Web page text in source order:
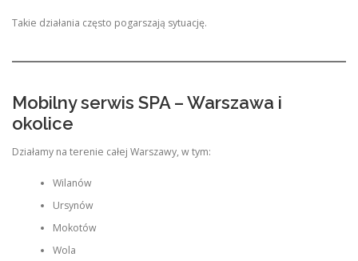
Takie działania często pogarszają sytuację.
Mobilny serwis SPA – Warszawa i
okolice
Działamy na terenie całej Warszawy, w tym:
Wilanów
Ursynów
Mokotów
Wola